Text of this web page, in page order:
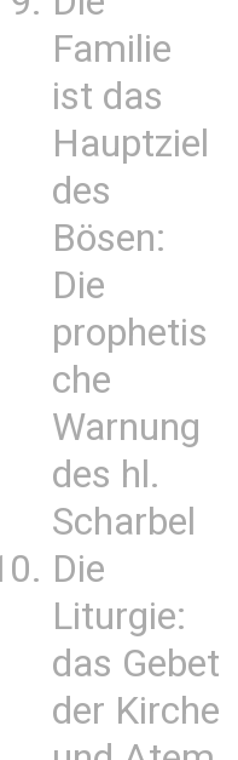
Familie
ist das
Hauptziel
des
Bösen:
Die
prophetis
che
Warnung
des hl.
Scharbel
Die
Liturgie:
das Gebet
der Kirche